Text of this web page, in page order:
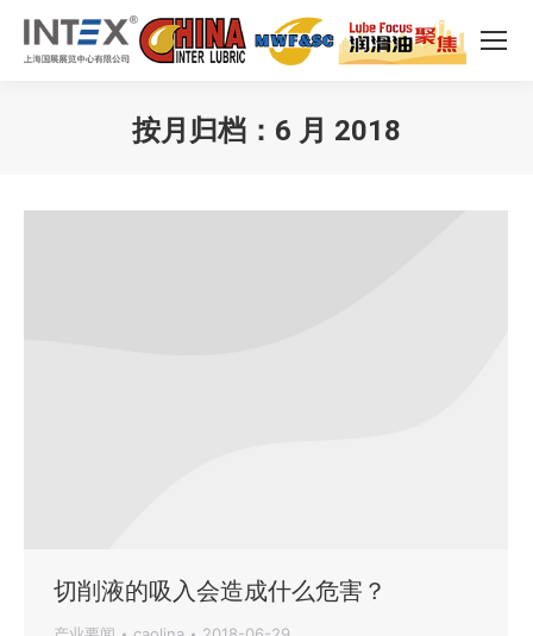
按月归档： 6 月 2018
切削液的吸入会造成什么危害？